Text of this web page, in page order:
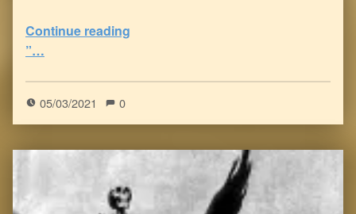
Continue reading
”…
05/03/2021 0